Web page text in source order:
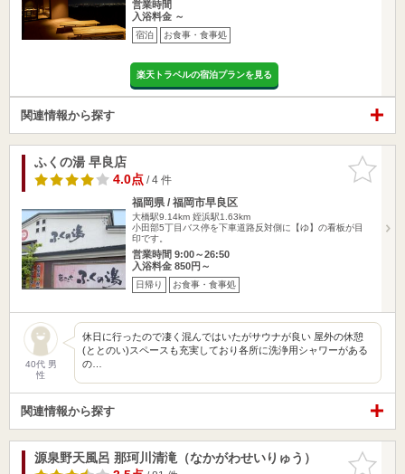
営業時間
入浴料金 ～
宿泊 お食事・食事処
楽天トラベルの宿泊プランを見る
関連情報から探す
お気に入
りに追加
ふくの湯 早良店
4.0点/ 4 件
福岡県 / 福岡市早良区
大橋駅9.14km 姪浜駅1.63km
小田部5丁目バス停を下車道路反対側に【ゆ】の看板が目
印です。
営業時間 9:00～26:50
入浴料金 850円～
日帰り お食事・食事処
40代 男
性
休日に行ったので凄く混んではいたがサウナが良い 屋外の休憩
(ととのい)スペースも充実しており各所に洗浄用シャワーがある
の…
関連情報から探す
お気に入
源泉野天風呂 那珂川清滝（なかがわせいりゅう）